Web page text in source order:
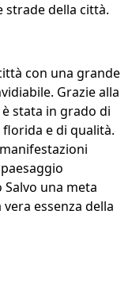
della città.
con una grande
Grazie alla
stata in grado di
e di qualità.
una meta
essenza della